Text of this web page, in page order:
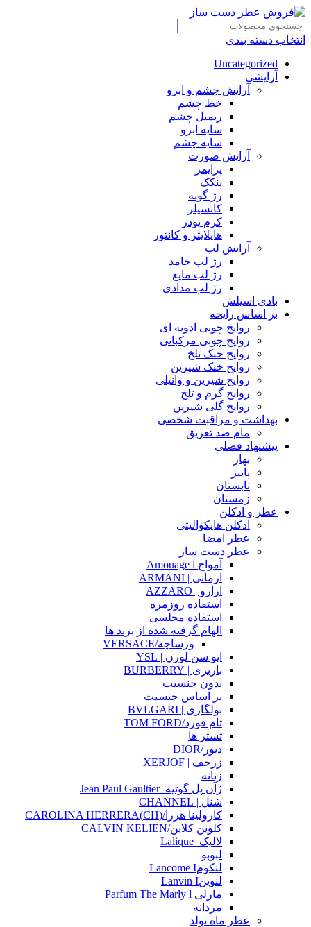
انتخاب دسته بندی
Uncategorized
آرایشی
آرایش چشم و ابرو
خط چشم
ریمیل چشم
سایه ابرو
سایه چشم
آرایش صورت
پرایمر
پنکک
رژ گونه
کانسیلر
کرم پودر
هایلایتر و کانتور
آرایش لب
رژ لب جامد
رژ لب مایع
رژ لب مدادی
بادی اسپلش
بر اساس رایحه
روایح چوبی ادویه ای
روایح چوبی مرکباتی
روایح خنک تلخ
روایح خنک شیرین
روایح شیرین و وانیلی
روایح گرم و تلخ
روایح گلی شیرین
بهداشت و مراقبت شخصی
مام ضد تعریق
پیشنهاد فصلی
بهار
پاییز
تابستان
زمستان
عطر و ادکلن
ادکلن هایکوالیتی
عطر امضا
عطر دست ساز
آمواج Amouage l
ارمانی | ARMANI
ازارو | AZZARO
استفاده روزمره
استفاده مجلسی
الهام گرفته شده از برند ها
ورساچه/VERSACE
ایو سن لورن | YSL
باربری | BURBERRY
بدون جنسیت
بر اساس جنسیت
بولگاری | BVLGARI
تام فورد/TOM FORD
تستر ها
دیور/DIOR
زرجف | XERJOF
زنانه
ژآن پل گوتیه_Jean Paul Gaultier
شنل | CHANNEL
کارولینا هررا/(CH)CAROLINA HERRERA
کلوین کلاین/CALVIN KELIEN
لالیک_Lalique
لبوبو
لنکومLancome I
لنوینLanvin I
مارلی Parfum The Marly l
مردانه
عطر ماه تولد